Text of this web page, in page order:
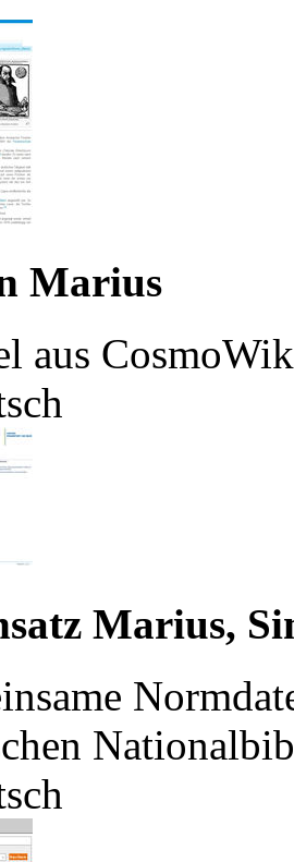
Marius
aus
Marius,